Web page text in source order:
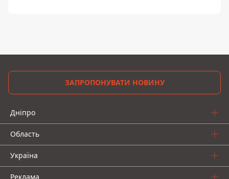
ЗАПРОПОНУВАТИ НОВИНУ
Дніпро
Область
Україна
Реклама